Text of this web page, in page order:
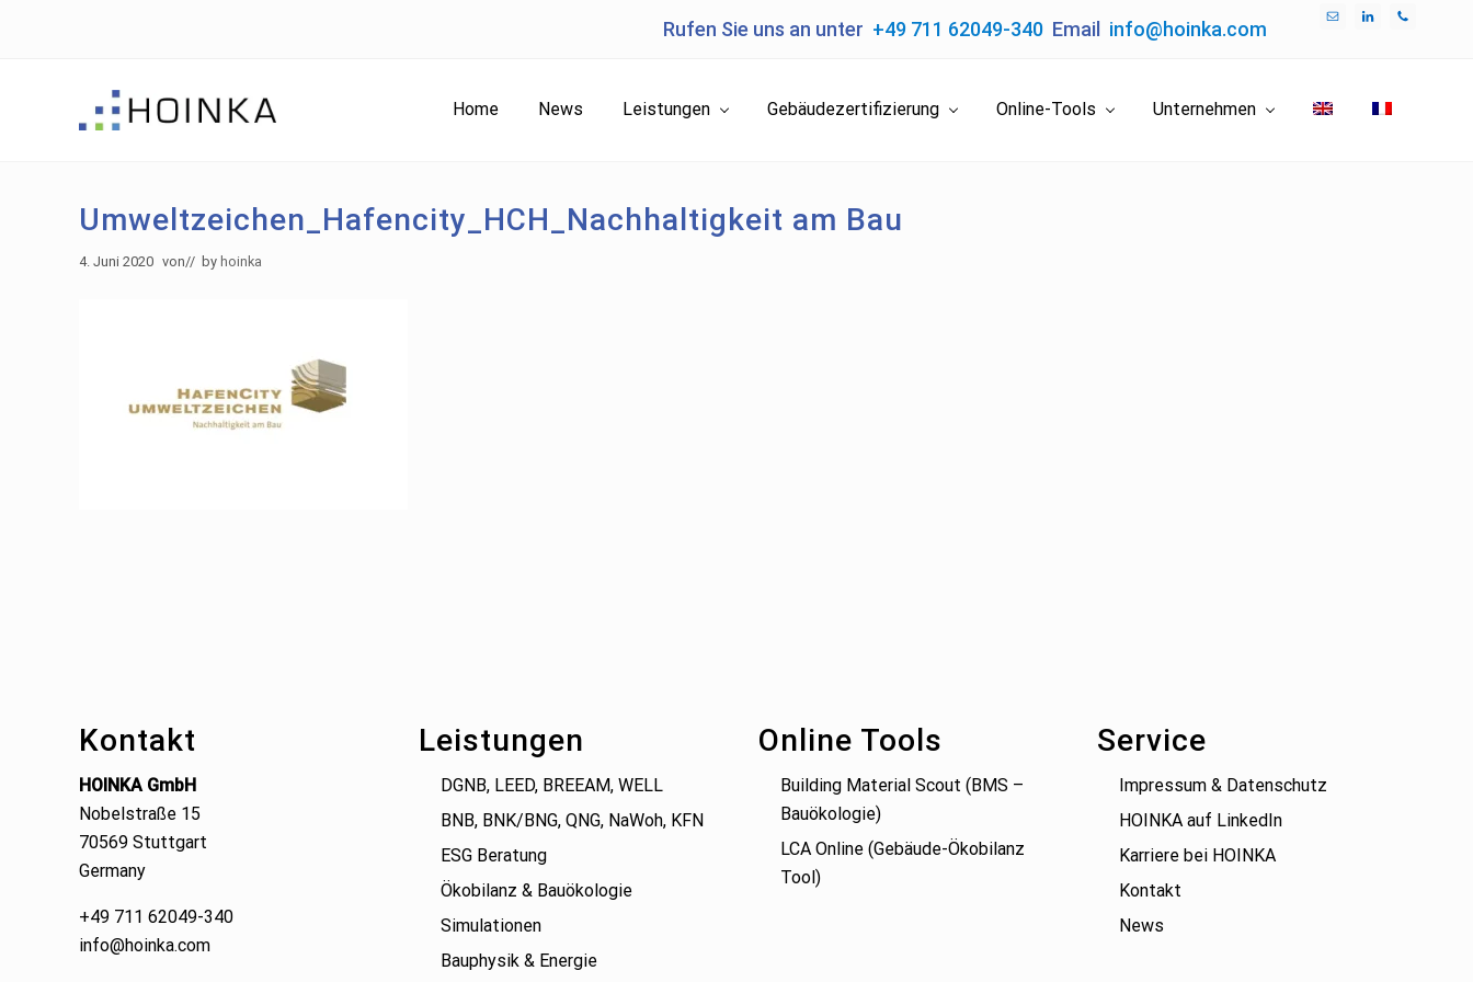
navigation
Rufen Sie uns an unter +49 711 62049-340 Email info@hoinka.com
Planen
Green
Home News Leistungen Gebäudezertifizierung Online-Tools Unternehmen
Umweltzeichen_Hafencity_HCH_Nachhaltigkeit am Bau
4. Juni 2020 von// by hoinka
Kontakt
HOINKA GmbH
Nobelstraße 15
70569 Stuttgart
Germany
+49 711 62049-340
info@hoinka.com
Leistungen
DGNB, LEED, BREEAM, WELL
BNB, BNK/BNG, QNG, NaWoh, KFN
ESG Beratung
Ökobilanz & Bauökologie
Simulationen
Bauphysik & Energie
Online Tools
Building Material Scout (BMS –
Bauökologie)
LCA Online (Gebäude-Ökobilanz
Tool)
Service
Impressum & Datenschutz
HOINKA auf LinkedIn
Karriere bei HOINKA
Kontakt
News